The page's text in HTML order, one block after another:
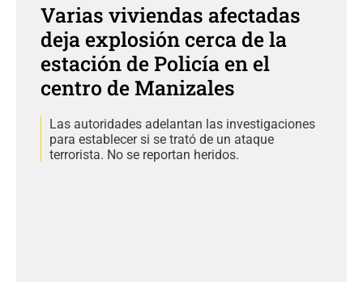
Varias viviendas afectadas
deja explosión cerca de la
estación de Policía en el
centro de Manizales
Las autoridades adelantan las investigaciones
para establecer si se trató de un ataque
terrorista. No se reportan heridos.